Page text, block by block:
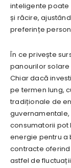
inteligente poate
și răcire,
preferințe
În ce privește
panourilor
Chiar dacă
pe termen lung,
tradiționale de
consumatorii pot
energie pentru a
contracte
astfel de